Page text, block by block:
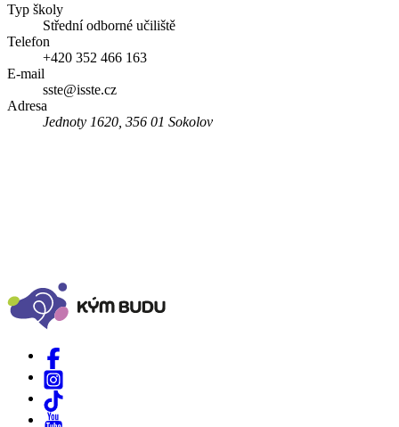
Typ školy
Střední odborné učiliště
Telefon
+420 352 466 163
E-mail
sste@isste.cz
Adresa
Jednoty 1620, 356 01 Sokolov